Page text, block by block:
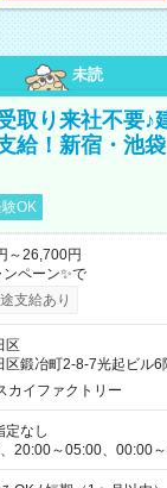
未読
取り来社不要♪
給！新宿・池
OK
～26,700円
ペーン✨で
支給あり
区
区鍛冶町2-8-7光起ビル6
カイファクトリー
定なし
～05:00、00:00～04:00 ※時間・
朝帯もあり ※週1日、1